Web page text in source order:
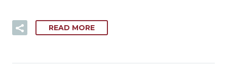
READ MORE